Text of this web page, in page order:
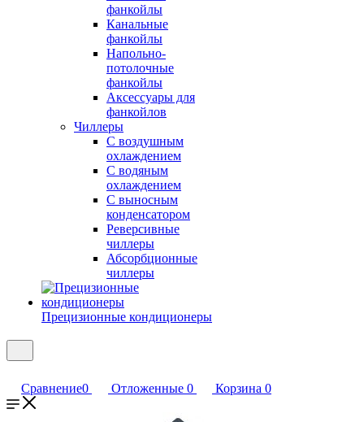
фанкойлы
Канальные
фанкойлы
Напольно-
потолочные
фанкойлы
Аксессуары для
фанкойлов
Чиллеры
С воздушным
охлаждением
С водяным
охлаждением
С выносным
конденсатором
Реверсивные
чиллеры
Абсорбционные
чиллеры
Прецизионные кондиционеры
Сравнение0 Отложенные 0 Корзина 0